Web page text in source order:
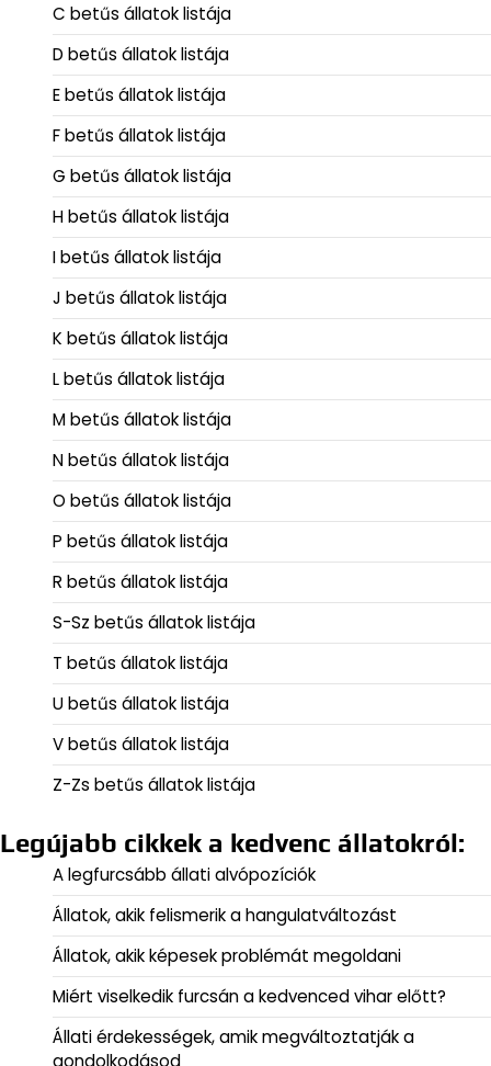
C betűs állatok listája
D betűs állatok listája
E betűs állatok listája
F betűs állatok listája
G betűs állatok listája
H betűs állatok listája
I betűs állatok listája
J betűs állatok listája
K betűs állatok listája
L betűs állatok listája
M betűs állatok listája
N betűs állatok listája
O betűs állatok listája
P betűs állatok listája
R betűs állatok listája
S-Sz betűs állatok listája
T betűs állatok listája
U betűs állatok listája
V betűs állatok listája
Z-Zs betűs állatok listája
Legújabb cikkek a kedvenc állatokról:
A legfurcsább állati alvópozíciók
Állatok, akik felismerik a hangulatváltozást
Állatok, akik képesek problémát megoldani
Miért viselkedik furcsán a kedvenced vihar előtt?
Állati érdekességek, amik megváltoztatják a
gondolkodásod